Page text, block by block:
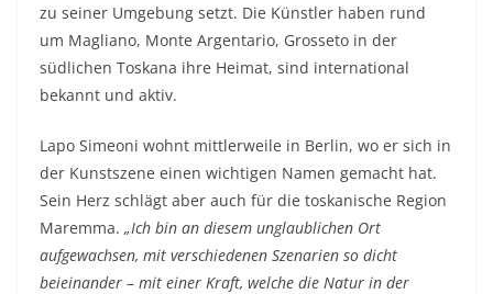
zu seiner Umgebung setzt. Die Künstler haben rund
um Magliano, Monte Argentario, Grosseto in der
südlichen Toskana ihre Heimat, sind international
bekannt und aktiv.
Lapo Simeoni wohnt mittlerweile in Berlin, wo er sich in
der Kunstszene einen wichtigen Namen gemacht hat.
Sein Herz schlägt aber auch für die toskanische Region
Maremma. „Ich bin an diesem unglaublichen Ort
aufgewachsen, mit verschiedenen Szenarien so dicht
beieinander – mit einer Kraft, welche die Natur in der